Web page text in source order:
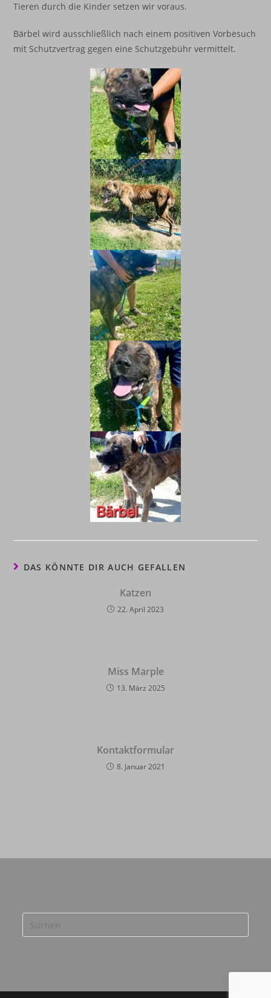
Tieren durch die Kinder setzen wir voraus.
Bärbel wird ausschließlich nach einem positiven Vorbesuch
mit Schutzvertrag gegen eine Schutzgebühr vermittelt.
DAS KÖNNTE DIR AUCH GEFALLEN
Katzen
22. April 2023
Miss Marple
13. März 2025
Kontaktformular
8. Januar 2021